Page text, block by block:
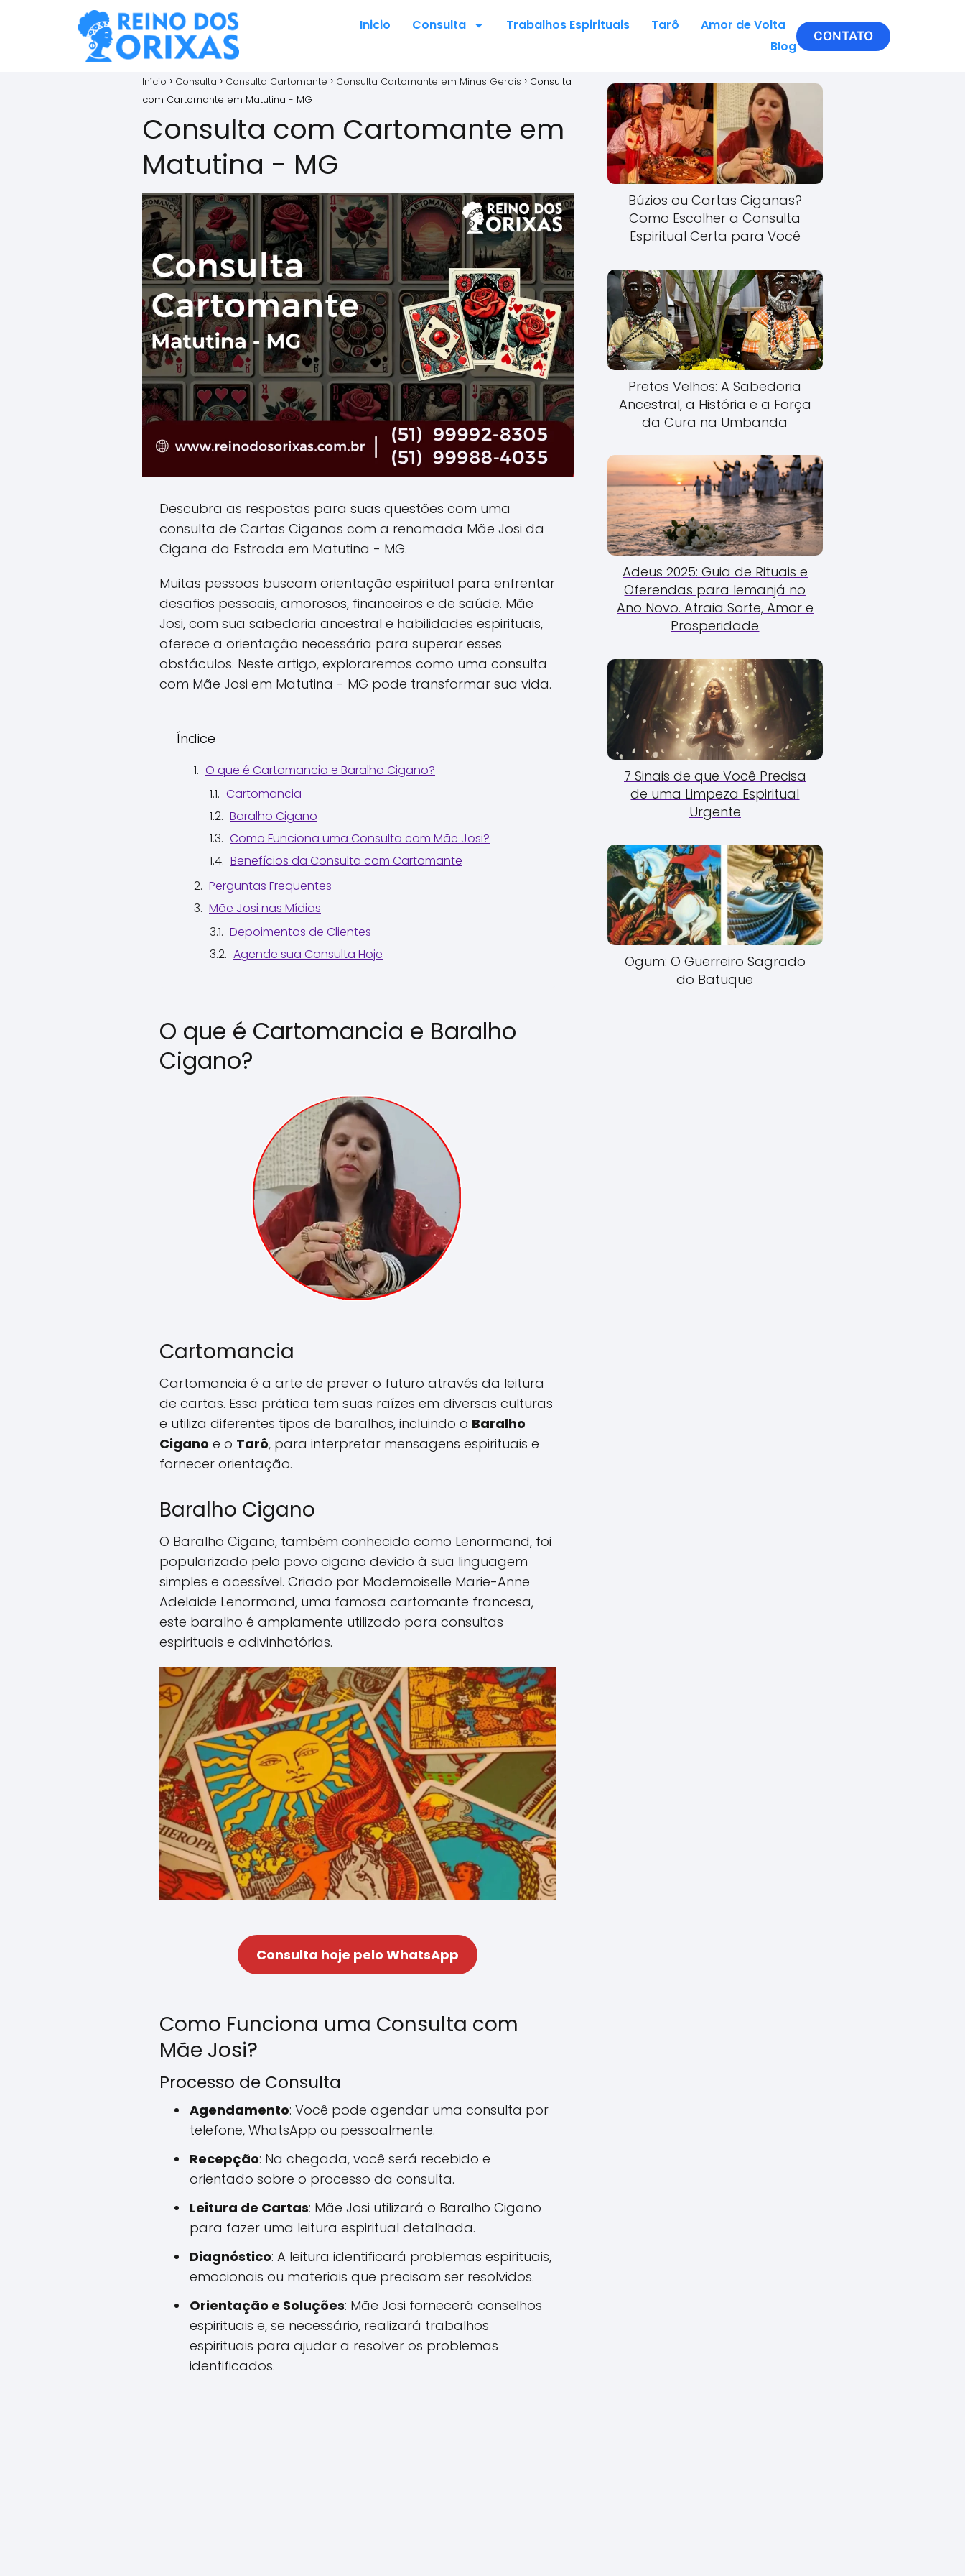
Inicio Consulta Trabalhos Espirituais Tarô
Amor de Volta
Blog
CONTATO
Início Consulta Consulta Cartomante Consulta Cartomante em Minas Gerais
Consulta
com Cartomante em Matutina - MG
Consulta com Cartomante em
Matutina - MG
Descubra as respostas para suas questões com uma
consulta de Cartas Ciganas com a renomada Mãe Josi da
Cigana da Estrada em Matutina - MG.
Muitas pessoas buscam orientação espiritual para enfrentar
desafios pessoais, amorosos, financeiros e de saúde. Mãe
Josi, com sua sabedoria ancestral e habilidades espirituais,
oferece a orientação necessária para superar esses
obstáculos. Neste artigo, exploraremos como uma consulta
com Mãe Josi em Matutina - MG pode transformar sua vida.
Índice
O que é Cartomancia e Baralho Cigano?
Cartomancia
Baralho Cigano
Como Funciona uma Consulta com Mãe Josi?
Benefícios da Consulta com Cartomante
Perguntas Frequentes
Mãe Josi nas Mídias
Depoimentos de Clientes
Agende sua Consulta Hoje
O que é Cartomancia e Baralho
Cigano?
Cartomancia
Cartomancia é a arte de prever o futuro através da leitura
de cartas. Essa prática tem suas raízes em diversas culturas
e utiliza diferentes tipos de baralhos, incluindo o Baralho
Cigano e o Tarô, para interpretar mensagens espirituais e
fornecer orientação.
Baralho Cigano
O Baralho Cigano, também conhecido como Lenormand, foi
popularizado pelo povo cigano devido à sua linguagem
simples e acessível. Criado por Mademoiselle Marie-Anne
Adelaide Lenormand, uma famosa cartomante francesa,
este baralho é amplamente utilizado para consultas
espirituais e adivinhatórias.
Consulta hoje pelo WhatsApp
Como Funciona uma Consulta com
Mãe Josi?
Processo de Consulta
Agendamento: Você pode agendar uma consulta por
telefone, WhatsApp ou pessoalmente.
Recepção: Na chegada, você será recebido e
orientado sobre o processo da consulta.
Leitura de Cartas: Mãe Josi utilizará o Baralho Cigano
para fazer uma leitura espiritual detalhada.
Diagnóstico: A leitura identificará problemas espirituais,
emocionais ou materiais que precisam ser resolvidos.
Orientação e Soluções: Mãe Josi fornecerá conselhos
espirituais e, se necessário, realizará trabalhos
espirituais para ajudar a resolver os problemas
identificados.
Búzios ou Cartas Ciganas?
Como Escolher a Consulta
Espiritual Certa para Você
Pretos Velhos: A Sabedoria
Ancestral, a História e a Força
da Cura na Umbanda
Adeus 2025: Guia de Rituais e
Oferendas para Iemanjá no
Ano Novo. Atraia Sorte, Amor e
Prosperidade
7 Sinais de que Você Precisa
de uma Limpeza Espiritual
Urgente
Ogum: O Guerreiro Sagrado
do Batuque